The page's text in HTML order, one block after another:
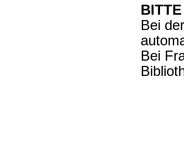
Bei
Bei